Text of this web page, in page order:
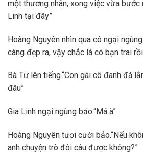
một thương nhân, xong việc vừa bước
Linh tại đây”
Hoàng Nguyên nhìn qua cô ngại
càng đẹp ra, vậy chắc là có bạn trai
Bà Tư lên tiếng.“Con gái cô đanh đá
đâu”
Gia Linh ngại ngùng bảo.“Má à”
Hoàng Nguyên tươi cười bảo.“Nếu
anh chuyện trò đôi câu được không?”